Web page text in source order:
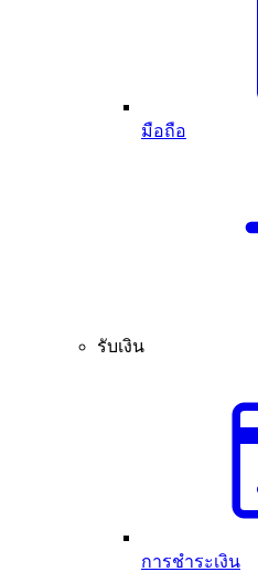
มือถือ
รับเงิน
การชำระเงิน